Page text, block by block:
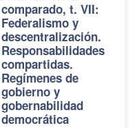
comparado, t. VII:
Federalismo y
descentralización.
Responsabilidades
compartidas.
Regímenes de
gobierno y
gobernabilidad
democrática